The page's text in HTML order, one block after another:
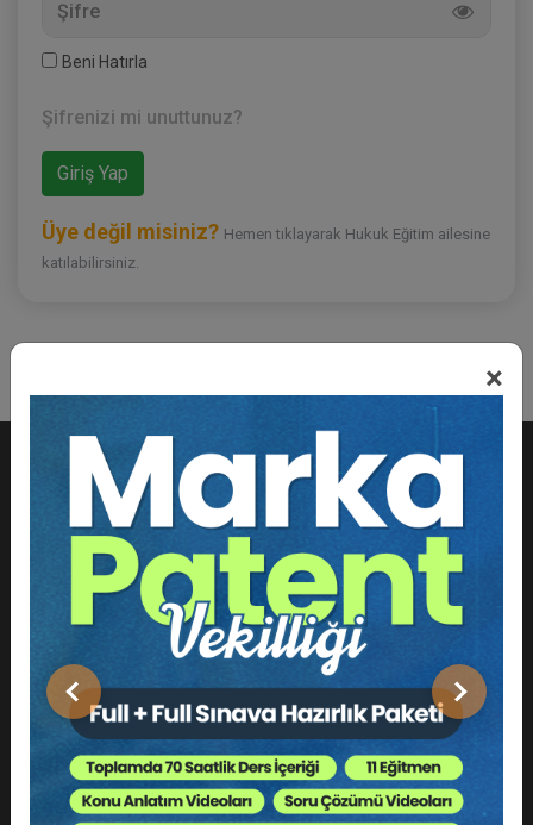
×
Önceki Sonraki
Beni Hatırla
Şifrenizi mi unuttunuz?
Üye değil misiniz? Hemen tıklayarak Hukuk Eğitim ailesine
katılabilirsiniz.
Adres: Cihannüma, Eski Yıldız Cd. No 6 D:8, Beşiktaş/
İstanbul
Meb Kurum Kodu: 99993431
hukukegitim.com bir Boğaziçi Akademi ve Enstitü
Danışmanlık paydaş kuruluşudur.